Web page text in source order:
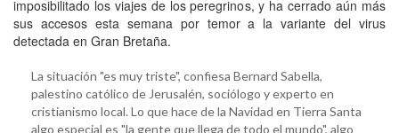
imposibilitado los viajes de los peregrinos, y ha cerrado aún más
sus accesos esta semana por temor a la variante del virus
detectada en Gran Bretaña.
La situación "es muy triste", confiesa Bernard Sabella,
palestino católico de Jerusalén, sociólogo y experto en
cristianismo local. Lo que hace de la Navidad en Tierra Santa
algo especial es "la gente que llega de todo el mundo", algo